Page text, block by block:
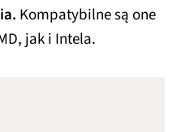
Kompatybilne są one
jak i Intela.